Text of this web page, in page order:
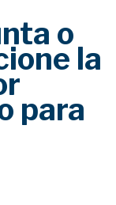
o
la
para